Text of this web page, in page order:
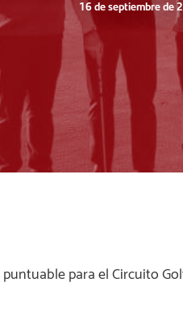
16 de septiembre de
para el Circuito